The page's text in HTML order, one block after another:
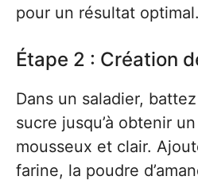
pour un résultat optimal.
Étape 2 : Création
Dans un saladier,
sucre jusqu’à obtenir
mousseux et clair.
farine, la poudre